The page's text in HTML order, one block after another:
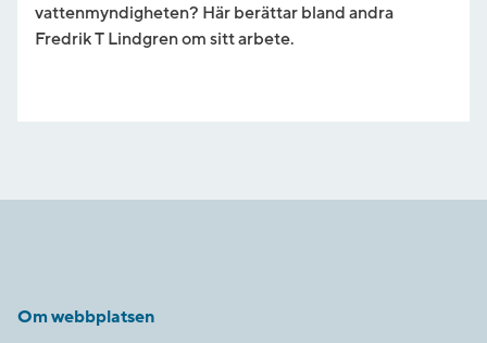
vattenmyndigheten? Här berättar bland andra
Fredrik T Lindgren om sitt arbete.
Om webbplatsen